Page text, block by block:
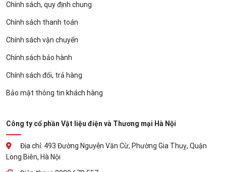
Chính sách, quy định chung
Chính sách thanh toán
Chính sách vận chuyển
Chính sách bảo hành
Chính sách đổi, trả hàng
Bảo mật thông tin khách hàng
Công ty cổ phần Vật liệu điện và Thương mại Hà Nội
Địa chỉ: 493 Đường Nguyễn Văn Cừ, Phường Gia Thuỵ, Quận
Long Biên, Hà Nội